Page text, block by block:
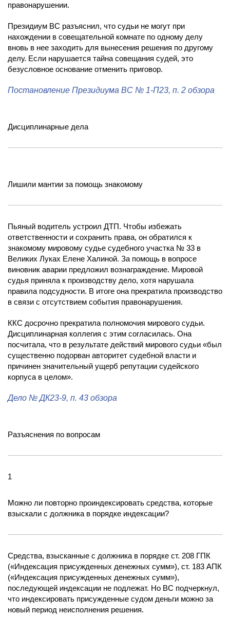
правонарушении.
Президиум ВС разъяснил, что судьи не могут при
нахождении в совещательной комнате по одному делу
вновь в нее заходить для вынесения решения по другому
делу. Если нарушается тайна совещания судей, это
безусловное основание отменить приговор.
Постановление Президиума ВС № 1-П23, п. 2 обзора
Дисциплинарные дела
Лишили мантии за помощь знакомому
Пьяный водитель устроил ДТП. Чтобы избежать
ответственности и сохранить права, он обратился к
знакомому мировому судье судебного участка № 33 в
Великих Луках Елене Халиной. За помощь в вопросе
виновник аварии предложил вознаграждение. Мировой
судья приняла к производству дело, хотя нарушала
правила подсудности. В итоге она прекратила производство
в связи с отсутствием события правонарушения.
ККС досрочно прекратила полномочия мирового судьи.
Дисциплинарная коллегия с этим согласилась. Она
посчитала, что в результате действий мирового судьи «был
существенно подорван авторитет судебной власти и
причинен значительный ущерб репутации судейского
корпуса в целом».
Дело № ДК23-9, п. 43 обзора
Разъяснения по вопросам
1
Можно ли повторно проиндексировать средства, которые
взыскали с должника в порядке индексации?
Средства, взысканные с должника в порядке ст. 208 ГПК
(«Индексация присужденных денежных сумм»), ст. 183 АПК
(«Индексация присужденных денежных сумм»),
последующей индексации не подлежат. Но ВС подчеркнул,
что индексировать присужденные судом деньги можно за
новый период неисполнения решения.